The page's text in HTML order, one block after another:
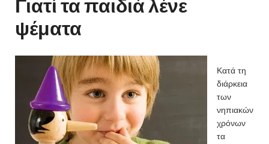
Γιατί τα παιδιά λένε
ψέματα
Κατά τη
διάρκεια
των
νηπιακών
χρόνων
τα